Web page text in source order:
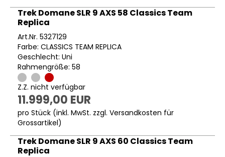
Trek Domane SLR 9 AXS 58 Classics Team
Replica
Art.Nr. 5327129
Farbe: CLASSICS TEAM REPLICA
Geschlecht: Uni
Rahmengröße: 58
Z.Z. nicht verfügbar
11.999,00 EUR
pro Stück (inkl. MwSt. zzgl. Versandkosten für
Grossartikel)
Trek Domane SLR 9 AXS 60 Classics Team
Replica